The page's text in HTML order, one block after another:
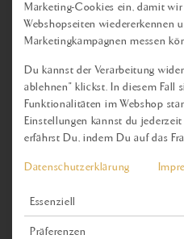
Marketing-Cookies ein, damit
Webshopseiten wiedererkennen
Marketingkampagnen messen
Du kannst der Verarbeitung
ablehnen" klickst. In diesem Fall
Funktionalitäten im Webshop
Einstellungen kannst du
erfährst Du, indem Du auf das
Datenschutzerklärung
Essenziell
Präferenzen